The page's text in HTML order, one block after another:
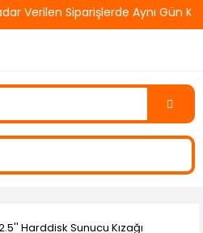
Verilen Siparişlerde Aynı Gün